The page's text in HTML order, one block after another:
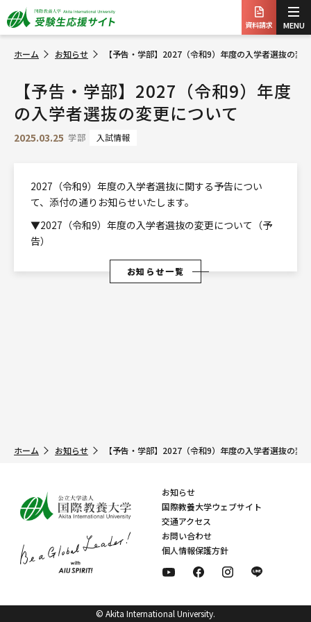
資料請求 MENU
ホーム お知らせ 【予告・学部】2027（令和9）年度の入学者選抜の変
【予告・学部】2027（令和9）年度
の入学者選抜の変更について
2025.03.25 学部 入試情報
2027（令和9）年度の入学者選抜に関する予告につい
て、添付の通りお知らせいたします。
▼2027（令和9）年度の入学者選抜の変更について（予
告）
お知らせ一覧
ホーム お知らせ 【予告・学部】2027（令和9）年度の入学者選抜の変
お知らせ
国際教養大学ウェブサイト
交通アクセス
お問い合わせ
個人情報保護方針
© Akita International University.